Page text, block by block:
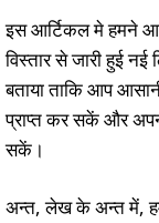
इस आर्टिकल मे हमने आप
विस्तार से जारी हुई
बताया ताकि आप
प्राप्त कर सकें और
सकें।
अन्त, लेख के अन्त में,